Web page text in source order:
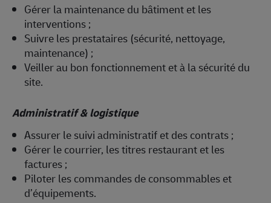
Gérer la maintenance du bâtiment et les
interventions ;
Suivre les prestataires (sécurité, nettoyage,
maintenance) ;
Veiller au bon fonctionnement et à la sécurité du
site.
Administratif & logistique
Assurer le suivi administratif et des contrats ;
Gérer le courrier, les titres restaurant et les
factures ;
Piloter les commandes de consommables et
d’équipements.